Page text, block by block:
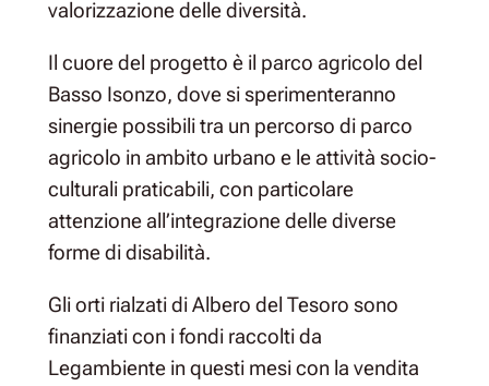
valorizzazione delle diversità.
Il cuore del progetto è il parco agricolo del
Basso Isonzo, dove si sperimenteranno
sinergie possibili tra un percorso di parco
agricolo in ambito urbano e le attività socio-
culturali praticabili, con particolare
attenzione all’integrazione delle diverse
forme di disabilità.
Gli orti rialzati di Albero del Tesoro sono
finanziati con i fondi raccolti da
Legambiente in questi mesi con la vendita